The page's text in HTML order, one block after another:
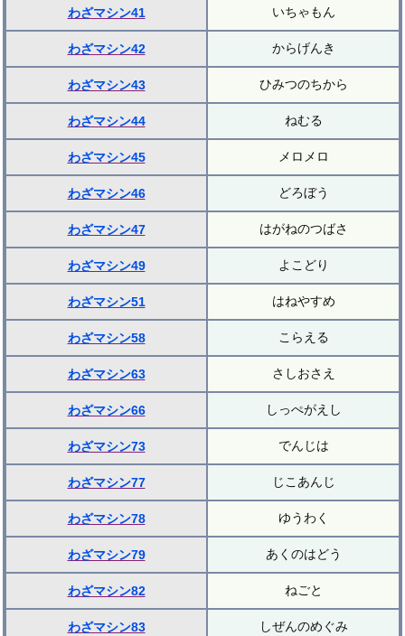
わざマシン41 いちゃもん
わざマシン42 からげんき
わざマシン43 ひみつのちから
わざマシン44 ねむる
わざマシン45 メロメロ
わざマシン46 どろぼう
わざマシン47 はがねのつばさ
わざマシン49 よこどり
わざマシン51 はねやすめ
わざマシン58 こらえる
わざマシン63 さしおさえ
わざマシン66 しっぺがえし
わざマシン73 でんじは
わざマシン77 じこあんじ
わざマシン78 ゆうわく
わざマシン79 あくのはどう
わざマシン82 ねごと
わざマシン83 しぜんのめぐみ